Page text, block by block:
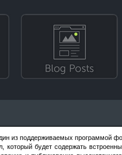
из поддерживаемых программой
будет содержать